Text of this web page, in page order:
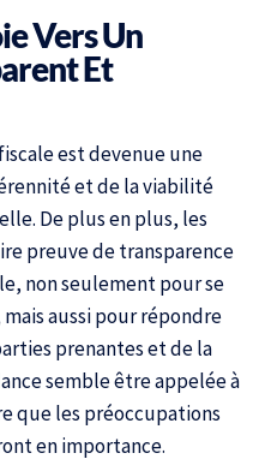
Vers Un
Et
est devenue une
et de la viabilité
De plus en plus, les
preuve de transparence
non seulement pour se
aussi pour répondre
prenantes et de la
semble être appelée à
que les préoccupations
en importance.